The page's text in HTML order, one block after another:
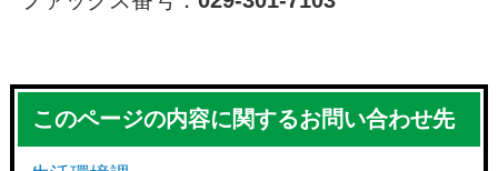
このページの内容に関するお問い合わせ先